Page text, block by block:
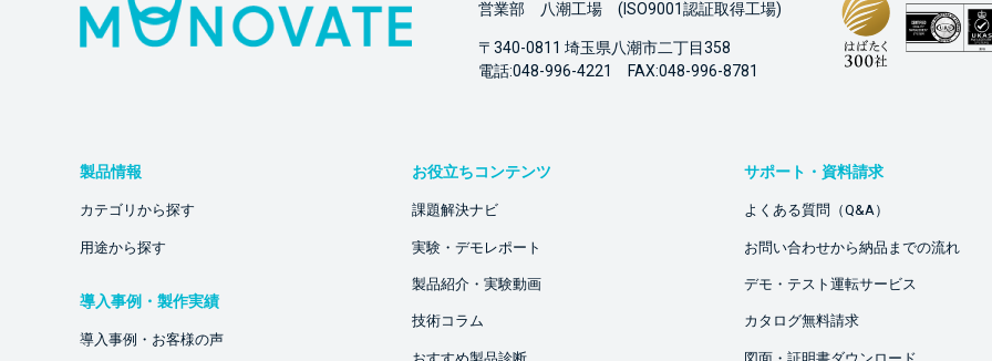
営業部 八潮工場 (ISO9001認証取得工場)
〒340-0811 埼玉県八潮市二丁目358
電話:048-996-4221 FAX:048-996-8781
製品情報
カテゴリから探す
用途から探す
導入事例・製作実績
導入事例・お客様の声
お役立ちコンテンツ
課題解決ナビ
実験・デモレポート
製品紹介・実験動画
技術コラム
サポート・資料請求
よくある質問（Q&A）
お問い合わせから納品までの流れ
デモ・テスト運転サービス
カタログ無料請求